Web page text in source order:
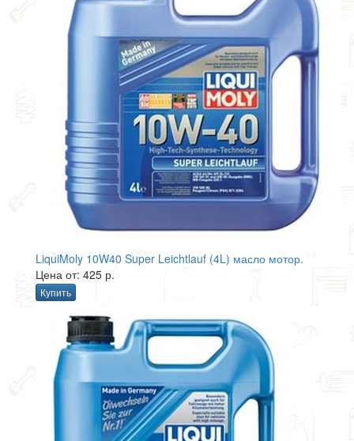
LiquiMoly 10W40 Super Leichtlauf (4L) масло мотор.
Цена от: 425 р.
Купить